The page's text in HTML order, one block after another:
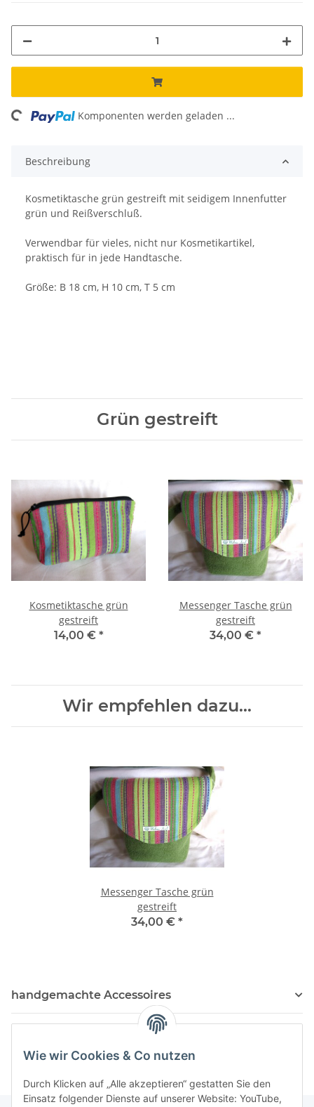
Wie wir Cookies & Co nutzen
Durch Klicken auf „Alle akzeptieren“ gestatten Sie den
Einsatz folgender Dienste auf unserer Website: YouTube,
Komponenten werden geladen ...
Beschreibung
Kosmetiktasche grün gestreift mit seidigem Innenfutter
grün und Reißverschluß.
Verwendbar für vieles, nicht nur Kosmetikartikel,
praktisch für in jede Handtasche.
Größe: B 18 cm, H 10 cm, T 5 cm
Grün gestreift
Kosmetiktasche grün
gestreift
14,00 € *
Messenger Tasche grün
gestreift
34,00 € *
Wir empfehlen dazu...
Messenger Tasche grün
gestreift
34,00 € *
handgemachte Accessoires